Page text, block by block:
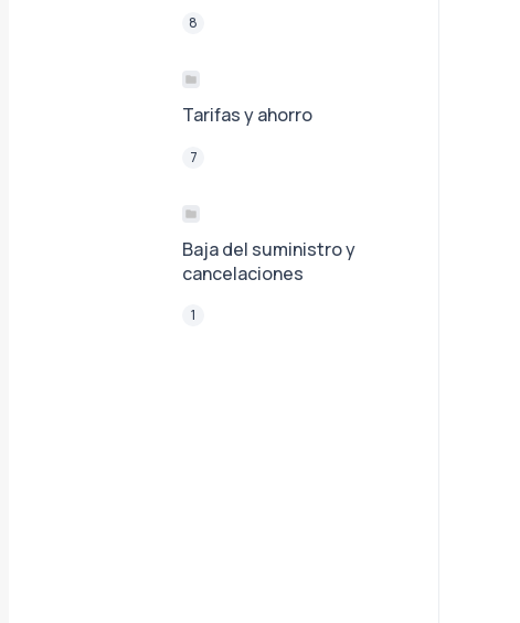
8
Tarifas y ahorro
7
Baja del suministro y
cancelaciones
1